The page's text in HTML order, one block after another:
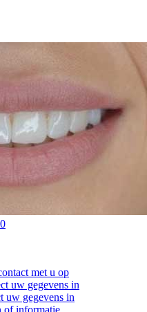
met u op
uw gegevens in
uw gegevens in
of informatie